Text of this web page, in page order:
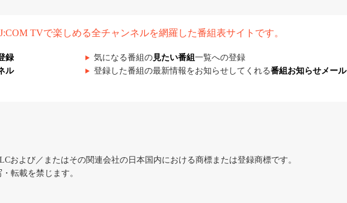
TVで楽しめる全チャンネルを網羅した番組表サイトです。
録 気になる番組の見たい番組 一覧への登録
ル 登録した番組の最新情報をお知らせしてくれる番組お知らせメール
および／またはその関連会社の日本国内における商標または登録商標です。
転載を禁じます。